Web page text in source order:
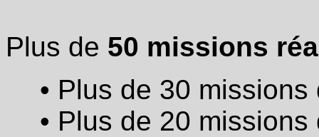
Plus de 50 missions
• Plus de 30 missions
• Plus de 20